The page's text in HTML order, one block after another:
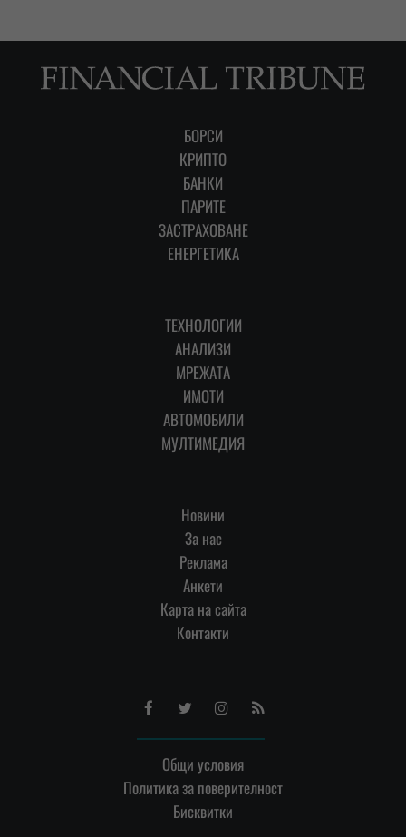
БОРСИ
КРИПТО
БАНКИ
ПАРИТЕ
ЗАСТРАХОВАНЕ
ЕНЕРГЕТИКА
ТЕХНОЛОГИИ
АНАЛИЗИ
МРЕЖАТА
ИМОТИ
АВТОМОБИЛИ
МУЛТИМЕДИЯ
Новини
За нас
Реклама
Анкети
Карта на сайта
Контакти
FacebookTwitterInstagram
RSS
Общи условия
Политика за поверителност
Бисквитки